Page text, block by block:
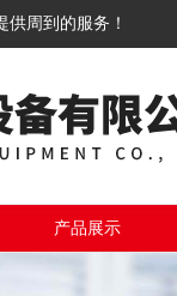
周到的服务！
产品展示